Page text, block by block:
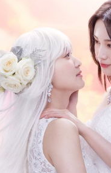
นแฟนเก่าฉัน ตอนที่ 1()
สวรรค์เป็นใจ ตอนที่ 1 ()